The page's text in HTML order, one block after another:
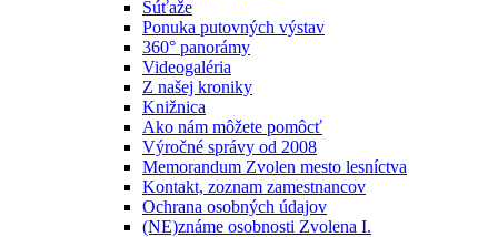
Súťaže
Ponuka putovných výstav
360° panorámy
Videogaléria
Z našej kroniky
Knižnica
Ako nám môžete pomôcť
Výročné správy od 2008
Memorandum Zvolen mesto lesníctva
Kontakt, zoznam zamestnancov
Ochrana osobných údajov
(NE)známe osobnosti Zvolena I.